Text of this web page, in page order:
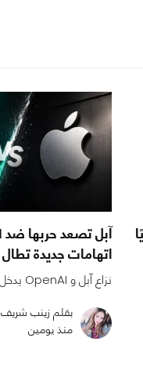
اتهامات جديدة تطال 11 موظفًا سابقًا
نزاع آبل و OpenAI يدخل مرحلة جديدة ⚖️
بقلم زينب شريف
منذ يومين